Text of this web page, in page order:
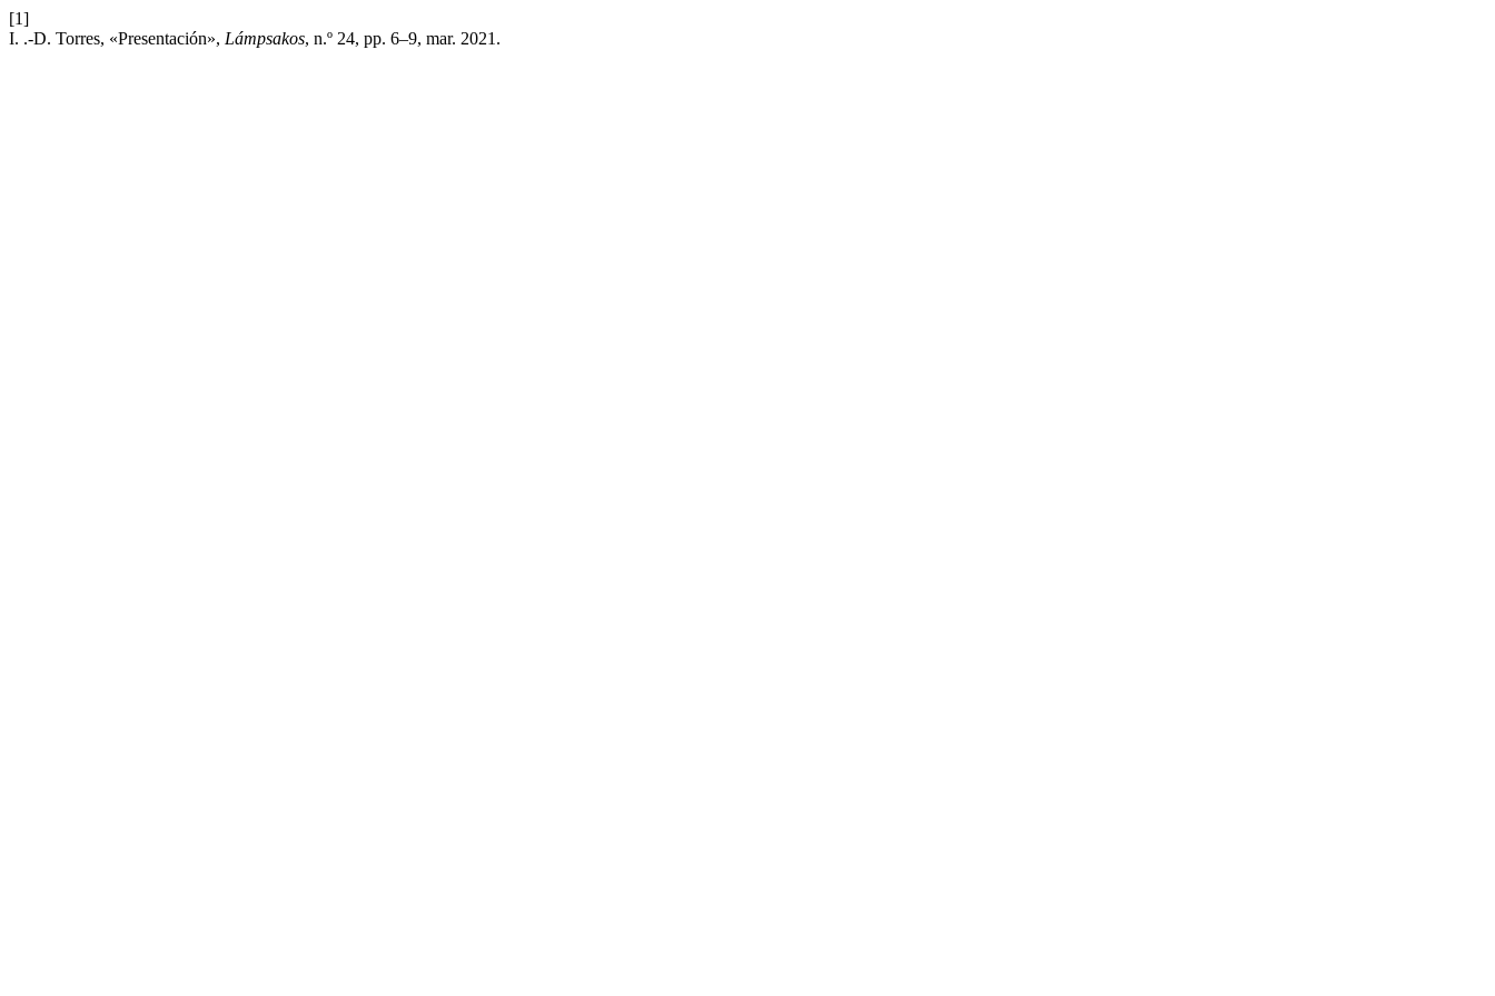
[1]
I. .-D. Torres, «Presentación», Lámpsakos, n.º 24, pp. 6–9, mar. 2021.